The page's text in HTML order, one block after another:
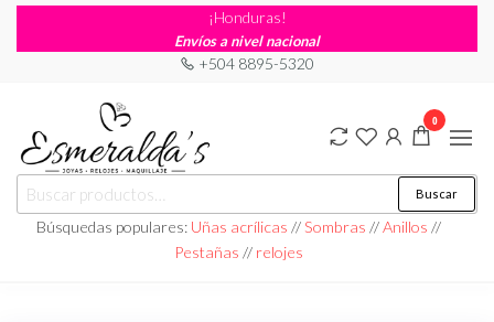
¡Honduras!
Envíos a nivel nacional
+504 8895-5320
Joyería
Esmeraldas
Joyería |
Maquillaje
|
Relojería
Buscar
Búsquedas populares: Uñas acrílicas //Sombras //Anillos //
Pestañas // relojes
0